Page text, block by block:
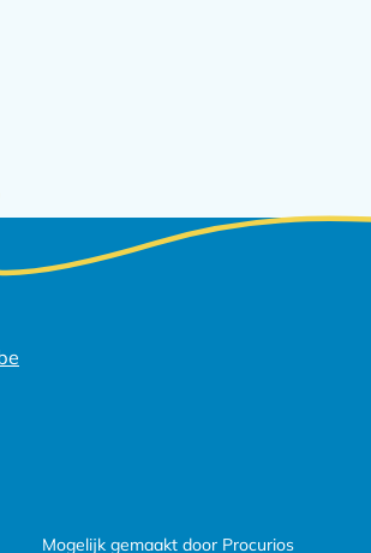
Mogelijk gemaakt door Procurios